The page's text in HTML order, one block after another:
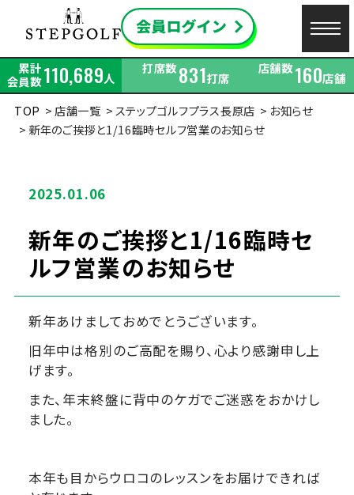
累計
会員数110,689人
打席数831打席
店舗数160店舗
TOP
店舗一覧 ステップゴルフプラス長原店
お知らせ
新年のご挨拶と1/16臨時セルフ営業のお知らせ
2025.01.06
新年のご挨拶と1/16臨時セ
ルフ営業のお知らせ
新年あけましておめでとうございます。
旧年中は格別のご高配を賜り、心より感謝申し上
げます。
また、年末終盤に背中のケガでご迷惑をおかけし
ました。
本年も目からウロコのレッスンをお届けできれば